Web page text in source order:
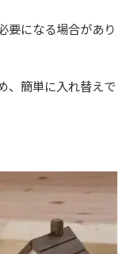
要になる場合があり
、簡単に入れ替えで